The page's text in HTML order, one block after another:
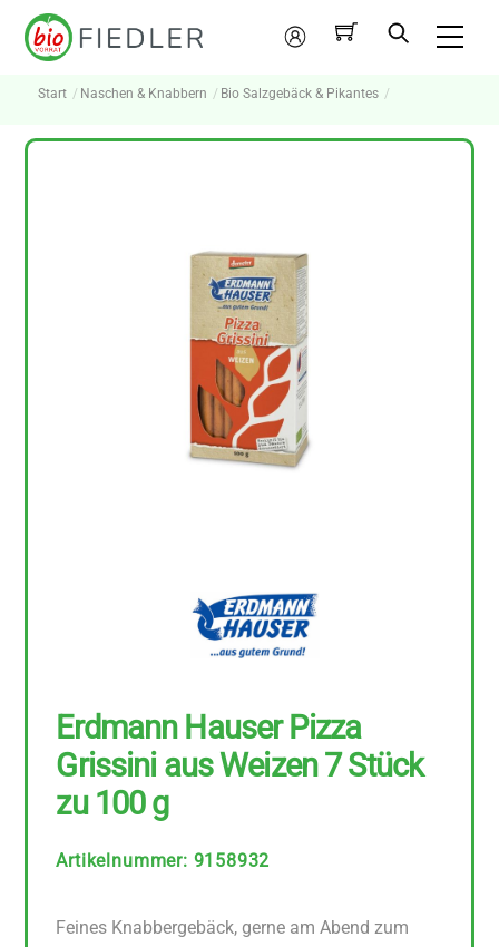
Skip
Mein
Konto
Start Naschen & Knabbern Bio Salzgebäck & Pikantes
Erdmann Hauser Pizza
Grissini aus Weizen 7 Stück
zu 100 g
Artikelnummer: 9158932
Feines Knabbergebäck, gerne am Abend zum